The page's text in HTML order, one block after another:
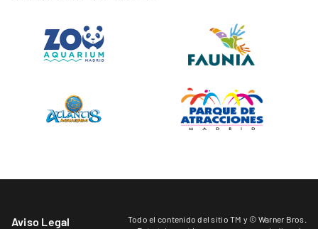
Aviso Legal
Todo el contenido del sitio TM y © Warner Bros.